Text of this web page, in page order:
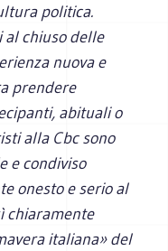
politica.
al chiuso delle
nuova e
prendere
abituali o
alla Cbc sono
e condiviso
onesto e serio al
chiaramente
italiana» del